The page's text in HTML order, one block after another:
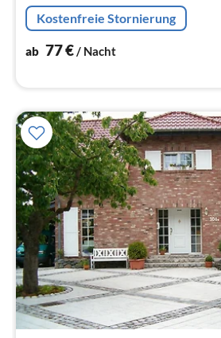
Kostenfreie Stornierung
ab 77€/ Nacht